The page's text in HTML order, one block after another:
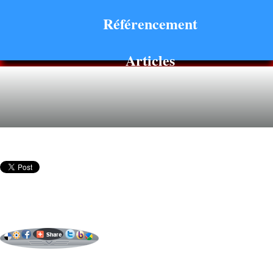
Référencement
Articles